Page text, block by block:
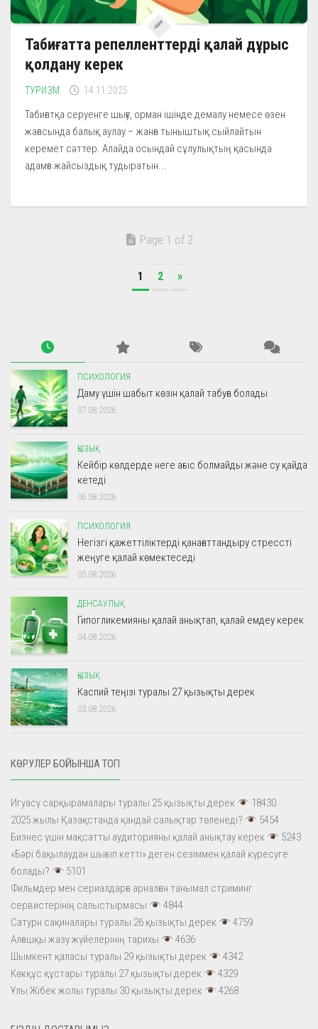
Табиғатта репелленттерді қалай дұрыс
қолдану керек
ТУРИЗМ 14.11.2025
Табиғатқа серуенге шығу, орман ішінде демалу немесе өзен
жағасында балық аулау – жанға тыныштық сыйлайтын
керемет сәттер. Алайда осындай сұлулықтың қасында
адамға жайсыздық тудыратын...
Page 1 of 2
1 2 »
ПСИХОЛОГИЯ
Даму үшін шабыт көзін қалай табуға болады
07.08.2026
ҚЫЗЫҚ
Кейбір көлдерде неге ағыс болмайды және су қайда
кетеді
06.08.2026
ПСИХОЛОГИЯ
Негізгі қажеттіліктерді қанағаттандыру стрессті
жеңуге қалай көмектеседі
05.08.2026
ДЕНСАУЛЫҚ
Гипогликемияны қалай анықтап, қалай емдеу керек
04.08.2026
ҚЫЗЫҚ
Каспий теңізі туралы 27 қызықты дерек
03.08.2026
КӨРУЛЕР БОЙЫНША ТОП
Игуасу сарқырамалары туралы 25 қызықты дерек
18430
2025 жылы Қазақстанда қандай салықтар төленеді?
5454
Бизнес үшін мақсатты аудиторияны қалай анықтау керек
5243
«Бәрі бақылаудан шығып кетті» деген сезіммен қалай күресуге
болады?
5101
Фильмдер мен сериалдарға арналған танымал стриминг
сервистерінің салыстырмасы
4844
Сатурн сақиналары туралы 26 қызықты дерек
4759
Алғашқы жазу жүйелерінің тарихы
4636
Шымкент қаласы туралы 29 қызықты дерек
4342
Көкқұс құстары туралы 27 қызықты дерек
4329
Ұлы Жібек жолы туралы 30 қызықты дерек
4268